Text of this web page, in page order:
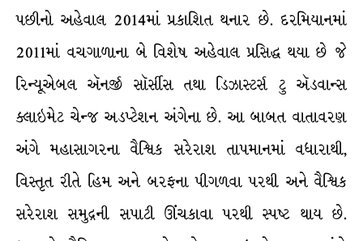
પછીનો અહેવાલ 2014માં પ્રકાશિત થનાર છે. દરમિયાનમાં
2011માં વચગાળાના બે વિશેષ અહેવાલ પ્રસિદ્ધ થયા છે જે
રિન્યૂએબલ ઍનર્જી સૉર્સીસ તથા ડિઝાસ્ટર્સ ટુ ઍડવાન્સ
ક્લાઇમેટ ચેન્જ અડપ્ટેશન અંગેના છે. આ બાબત વાતાવરણ
અંગે મહાસાગરના વૈશ્વિક સરેરાશ તાપમાનમાં વધારાથી,
વિસ્તૃત રીતે હિમ અને બરફના પીગળવા પરથી અને વૈશ્વિક
સરેરાશ સમુદ્રની સપાટી ઊંચકાવા પરથી સ્પષ્ટ થાય છે.